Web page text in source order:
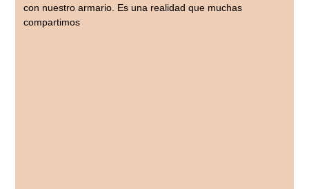
con nuestro armario. Es una realidad que muchas
compartimos